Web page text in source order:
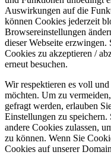
Auswirkungen auf die
können Cookies jederzeit
Browsereinstellungen
dieser Webseite
Cookies zu akzeptieren /
erneut besuchen.
Wir respektieren es voll
möchten. Um zu
gefragt werden, erlauben
Einstellungen zu
andere Cookies zulassen,
zu können. Wenn Sie
Cookies auf unserer